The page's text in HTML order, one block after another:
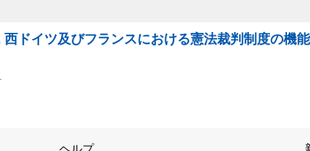
ドイツ及びフランスにおける憲法裁判制度の機